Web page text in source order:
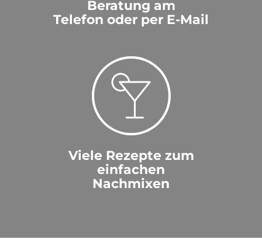
Beratung am
Telefon oder per E-Mail
Viele Rezepte zum
einfachen
Nachmixen